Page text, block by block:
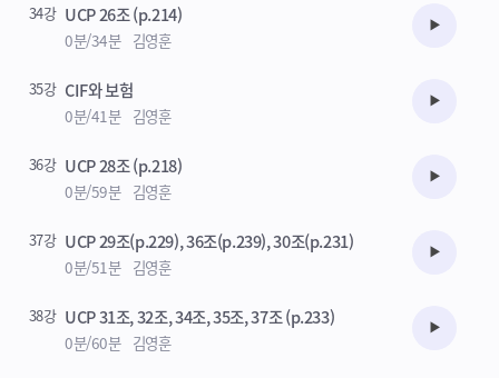
34강 UCP 26조 (p.214)
0분/34분 김영훈 수강준비
35강 CIF와 보험
0분/41분 김영훈 수강준비
36강 UCP 28조 (p.218)
0분/59분 김영훈 수강준비
37강 UCP 29조(p.229), 36조(p.239), 30조(p.231)
0분/51분 김영훈 수강준비
38강 UCP 31조, 32조, 34조, 35조, 37조 (p.233)
0분/60분 김영훈 수강준비